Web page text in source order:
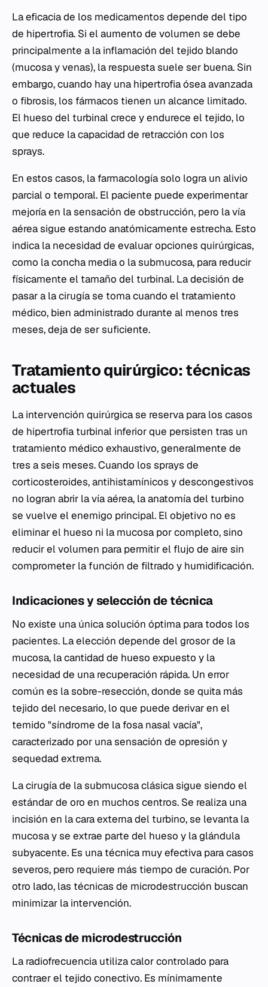
La eficacia de los medicamentos depende del tipo
de hipertrofia. Si el aumento de volumen se debe
principalmente a la inflamación del tejido blando
(mucosa y venas), la respuesta suele ser buena. Sin
embargo, cuando hay una hipertrofia ósea avanzada
o fibrosis, los fármacos tienen un alcance limitado.
El hueso del turbinal crece y endurece el tejido, lo
que reduce la capacidad de retracción con los
sprays.
En estos casos, la farmacología solo logra un alivio
parcial o temporal. El paciente puede experimentar
mejoría en la sensación de obstrucción, pero la vía
aérea sigue estando anatómicamente estrecha. Esto
indica la necesidad de evaluar opciones quirúrgicas,
como la concha media o la submucosa, para reducir
físicamente el tamaño del turbinal. La decisión de
pasar a la cirugía se toma cuando el tratamiento
médico, bien administrado durante al menos tres
meses, deja de ser suficiente.
Tratamiento quirúrgico: técnicas
actuales
La intervención quirúrgica se reserva para los casos
de hipertrofia turbinal inferior que persisten tras un
tratamiento médico exhaustivo, generalmente de
tres a seis meses. Cuando los sprays de
corticosteroides, antihistamínicos y descongestivos
no logran abrir la vía aérea, la anatomía del turbino
se vuelve el enemigo principal. El objetivo no es
eliminar el hueso ni la mucosa por completo, sino
reducir el volumen para permitir el flujo de aire sin
comprometer la función de filtrado y humidificación.
Indicaciones y selección de técnica
No existe una única solución óptima para todos los
pacientes. La elección depende del grosor de la
mucosa, la cantidad de hueso expuesto y la
necesidad de una recuperación rápida. Un error
común es la sobre-resección, donde se quita más
tejido del necesario, lo que puede derivar en el
temido "síndrome de la fosa nasal vacía",
caracterizado por una sensación de opresión y
sequedad extrema.
La cirugía de la submucosa clásica sigue siendo el
estándar de oro en muchos centros. Se realiza una
incisión en la cara externa del turbino, se levanta la
mucosa y se extrae parte del hueso y la glándula
subyacente. Es una técnica muy efectiva para casos
severos, pero requiere más tiempo de curación. Por
otro lado, las técnicas de microdestrucción buscan
minimizar la intervención.
Técnicas de microdestrucción
La radiofrecuencia utiliza calor controlado para
contraer el tejido conectivo. Es mínimamente